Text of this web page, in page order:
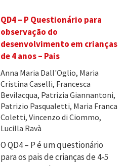
QD4 – P Questionário para
observação do
desenvolvimento em crianças
de 4 anos – Pais
Anna Maria Dall'Oglio, Maria
Cristina Caselli, Francesca
Bevilacqua, Patrizia Giannantoni,
Patrizio Pasqualetti, Maria Franca
Coletti, Vincenzo di Ciommo,
Lucilla Ravà
O QD4 – P é um questionário
para os pais de crianças de 4-5